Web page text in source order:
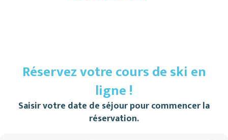
Réservez votre cours de ski en
ligne !
Saisir votre date de séjour pour commencer la
réservation.